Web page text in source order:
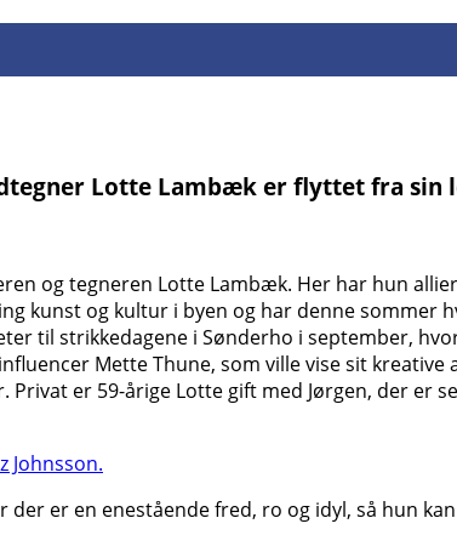
Lotte Lambæk er flyttet fra sin
og tegneren Lotte Lambæk. Her har hun
kunst og kultur i byen og har denne
til strikkedagene i Sønderho i september,
Mette Thune, som ville vise sit
er 59-årige Lotte gift med Jørgen, der
er en enestående fred, ro og idyl, så hun kan